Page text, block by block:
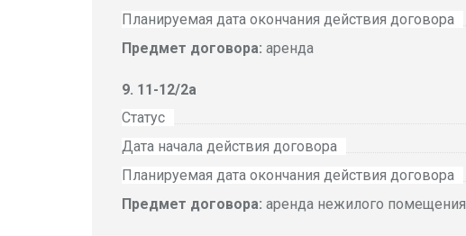
Планируемая дата окончания действия договора
Предмет договора: аренда
11-12/2а
Статус
Дата начала действия договора
Планируемая дата окончания действия договора
Предмет договора: аренда нежилого помещения